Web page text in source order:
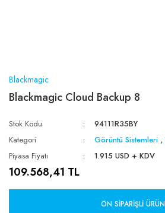
Blackmagic
Blackmagic Cloud Backup 8
Stok Kodu
94111R35BY
Kategori
Görüntü Sistemleri ,
Piyasa Fiyatı
1.915 USD + KDV
109.568,41 TL
ÖN SIPARIŞLI ÜRÜN